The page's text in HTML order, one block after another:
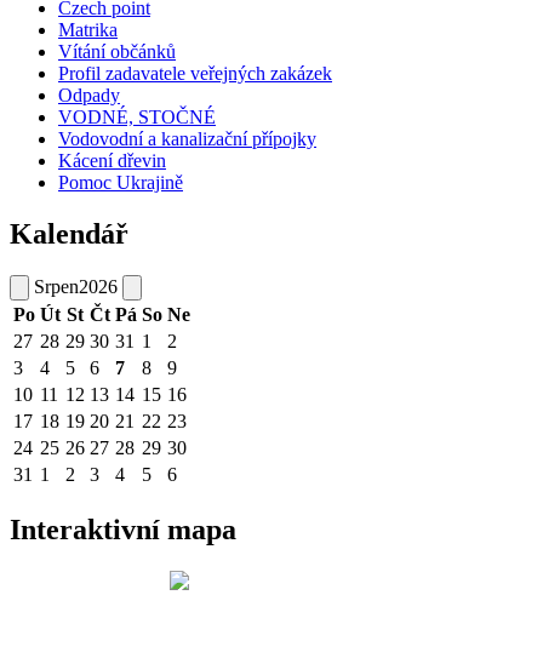
Czech point
Matrika
Vítání občánků
Profil zadavatele veřejných zakázek
Odpady
VODNÉ, STOČNÉ
Vodovodní a kanalizační přípojky
Kácení dřevin
Pomoc Ukrajině
Kalendář
Srpen2026
Po Út St Čt Pá So Ne
27 28 29 30 31 1
2
3
4 5 6 7 8
9
10 11 12 13 14 15 16
17 18 19 20 21 22 23
24 25 26 27 28 29 30
31 1 2 3 4 5 6
Interaktivní mapa